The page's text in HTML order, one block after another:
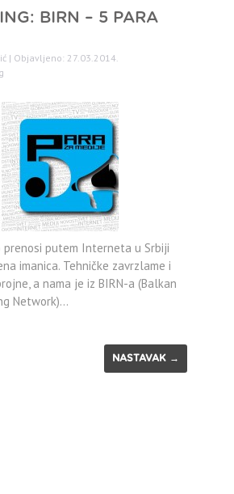
BIRN – 5 PARA
| Objavljeno: 27.03.2014.
prenosi putem Interneta u Srbiji
imanica. Tehničke zavrzlame i
a nama je iz BIRN-a (Balkan
Network)…
NASTAVAK →